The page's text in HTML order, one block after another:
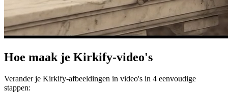
Hoe maak je Kirkify-video's
Verander je Kirkify-afbeeldingen in video's in 4 eenvoudige
stappen: